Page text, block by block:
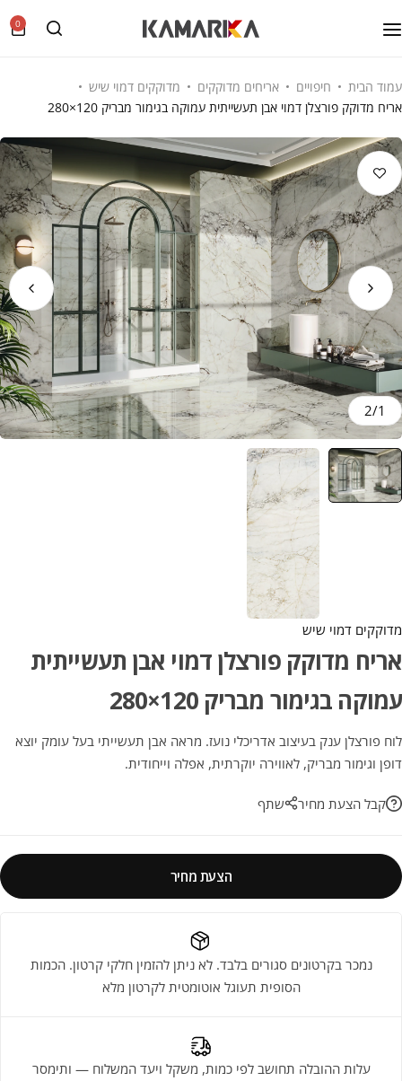
0
עמוד הבית חיפויים אריחים מדוקקים
מדוקקים דמוי שיש
אריח מדוקק פורצלן דמוי אבן תעשייתית עמוקה בגימור מבריק 120×280
1
/
2
מדוקקים דמוי שיש
אריח מדוקק פורצלן דמוי אבן תעשייתית
עמוקה בגימור מבריק 120×280
לוח פורצלן ענק בעיצוב אדריכלי נועז. מראה אבן תעשייתי בעל עומק יוצא
דופן וגימור מבריק, לאווירה יוקרתית, אפלה וייחודית.
קבל הצעת מחיר שתף
הצעת מחיר
נמכר בקרטונים סגורים בלבד. לא ניתן להזמין חלקי קרטון. הכמות
הסופית תעוגל אוטומטית לקרטון מלא
עלות ההובלה תחושב לפי כמות, משקל ויעד המשלוח — ותימסר